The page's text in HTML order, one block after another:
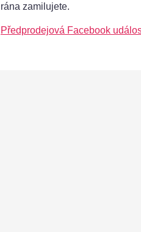
rána zamilujete.
Předprodejová Facebook